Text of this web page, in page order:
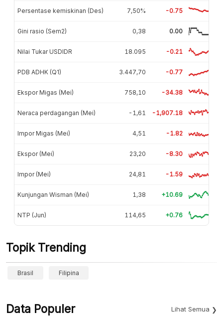
Persentase kemiskinan (Des) 7,50% -0.75
Gini rasio (Sem2) 0,38 0.00
Nilai Tukar USDIDR 18.095 -0.21
PDB ADHK (Q1) 3.447,70 -0.77
Ekspor Migas (Mei) 758,10 -34.38
Neraca perdagangan (Mei) -1,61 -1,907.18
Impor Migas (Mei) 4,51 -1.82
Ekspor (Mei) 23,20 -8.30
Impor (Mei) 24,81 -1.59
Kunjungan Wisman (Mei) 1,38 +10.69
NTP (Jun) 114,65 +0.76
Topik Trending
Brasil Filipina
Data Populer Lihat Semua